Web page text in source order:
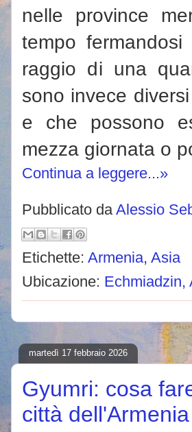
nelle province
tempo
raggio di una
sono invece
e che possono
mezza giornata o
Continua a leggere...»
Pubblicato da Alessio
Etichette: Armenia, Asia
Ubicazione: Echmiadzin,
martedì 17 febbraio 2026
Gyumri: cosa
città dell'Armenia